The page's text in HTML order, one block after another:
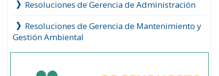
Resoluciones de Gerencia de Administración
Resoluciones de Gerencia de Mantenimiento y
Gestión Ambiental